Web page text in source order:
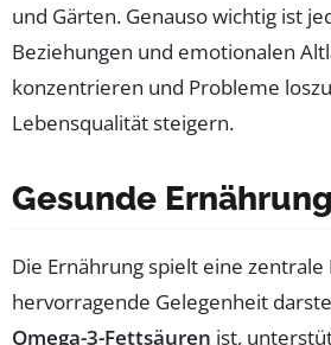
und Gärten. Genauso wichtig ist
Beziehungen und emotionalen
konzentrieren und Probleme
Lebensqualität steigern.
Gesunde
Die Ernährung spielt eine
hervorragende Gelegenheit
Omega-3-Fettsäuren ist,